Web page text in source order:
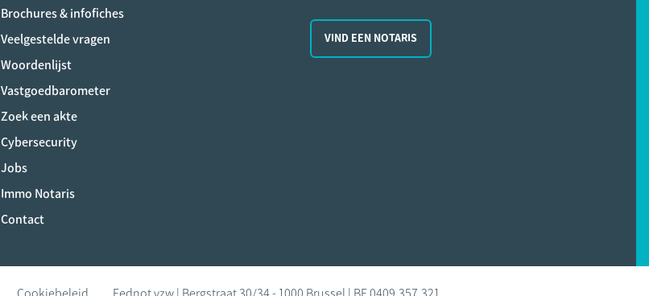
Brochures & infofiches
Veelgestelde vragen
Woordenlijst
Vastgoedbarometer
Zoek een akte
Cybersecurity
Jobs
Immo Notaris
Contact
VIND EEN NOTARIS